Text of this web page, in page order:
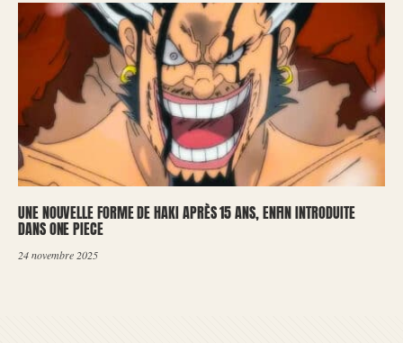
UNE NOUVELLE FORME DE HAKI APRÈS 15 ANS, ENFIN INTRODUITE
DANS ONE PIECE
24 novembre 2025